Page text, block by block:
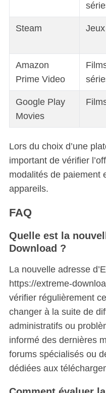
Steam
Amazon
Prime Video
Google Play
Movies
Lors du choix d’une
important de vérifier
modalités de paiement
appareils.
FAQ
Quelle est la
Download ?
La nouvelle adresse
https://extreme-
vérifier régulièrement
changer à la suite de
administratifs ou
informé des dernières
forums spécialisés ou
dédiées aux
S
e
r
c
h
: